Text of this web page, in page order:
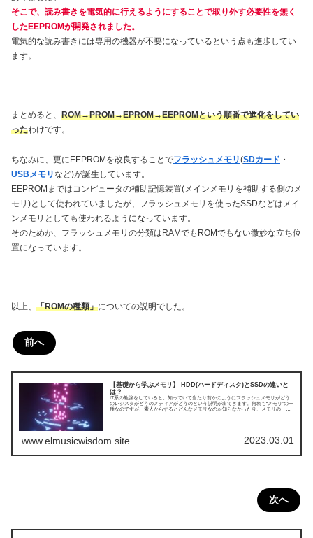
そこで、読み書きを電気的に行えるようにすることで取り外す必要性を無く
したEEPROMが開発されました。
電気的な読み書きには専用の機器が不要になっているという点も進歩してい
ます。
まとめると、 ROM→PROM→EPROM→EEPROMという順番で進化をしてい
ったわけです。
ちなみに、更にEEPROMを改良することでフラッシュメモリ(SDカード ・
USBメモリなど)が誕生しています。
EEPROMまではコンピュータの補助記憶装置(メインメモリを補助する側のメ
モリ)として使われていましたが、フラッシュメモリを使ったSSDなどはメイ
ンメモリとしても使われるようになっています。
そのためか、フラッシュメモリの分類はRAMでもROMでもない微妙な立ち位
置になっています。
以上、 「ROMの種類」についての説明でした。
前へ
【基礎から学ぶメモリ】 HDD(ハードディスク)とSSDの違いと
は？
IT系の勉強をしていると、知っていて当たり前かのようにフラッシュメモリがどう
のレジスタがどうのメディアがどうのという説明が出てきます。何れも“メモリ”の一
種なのですが、素人からするとどんなメモリなのか知らなかったり、メモリの一種
www.elmusicwisdom.site 2023.03.01
次へ